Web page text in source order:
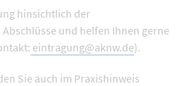
hinsichtlich der
und helfen Ihnen gerne
eintragung@aknw.de).
Sie auch im Praxishinweis